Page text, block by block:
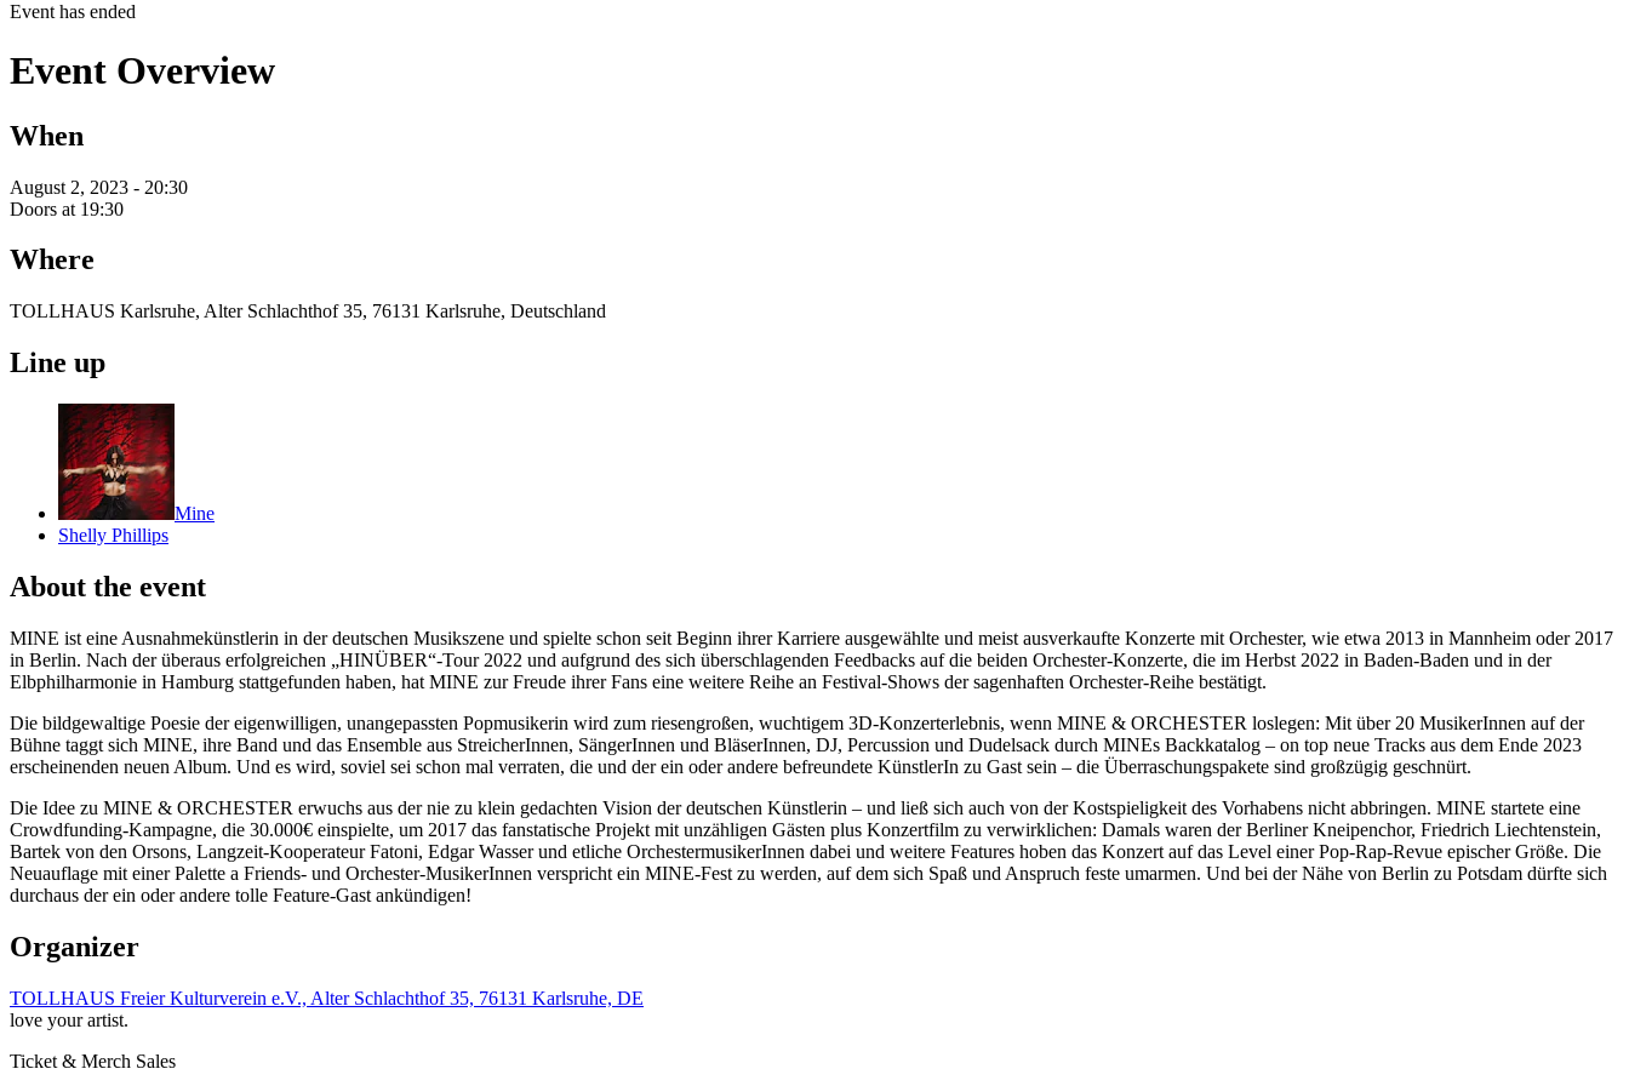
Event has ended
Event Overview
When
August 2, 2023 - 20:30
Doors at 19:30
Where
TOLLHAUS Karlsruhe, Alter Schlachthof 35, 76131 Karlsruhe, Deutschland
Line up
Mine
Shelly Phillips
About the event
MINE ist eine Ausnahmekünstlerin in der deutschen Musikszene und spielte schon seit Beginn ihrer Karriere ausgewählte und meist ausverkaufte Konzerte mit Orchester, wie etwa 2013 in Mannheim oder 2017
in Berlin. Nach der überaus erfolgreichen „HINÜBER“-Tour 2022 und aufgrund des sich überschlagenden Feedbacks auf die beiden Orchester-Konzerte, die im Herbst 2022 in Baden-Baden und in der
Elbphilharmonie in Hamburg stattgefunden haben, hat MINE zur Freude ihrer Fans eine weitere Reihe an Festival-Shows der sagenhaften Orchester-Reihe bestätigt.
Die bildgewaltige Poesie der eigenwilligen, unangepassten Popmusikerin wird zum riesengroßen, wuchtigem 3D-Konzerterlebnis, wenn MINE & ORCHESTER loslegen: Mit über 20 MusikerInnen auf der
Bühne taggt sich MINE, ihre Band und das Ensemble aus StreicherInnen, SängerInnen und BläserInnen, DJ, Percussion und Dudelsack durch MINEs Backkatalog – on top neue Tracks aus dem Ende 2023
erscheinenden neuen Album. Und es wird, soviel sei schon mal verraten, die und der ein oder andere befreundete KünstlerIn zu Gast sein – die Überraschungspakete sind großzügig geschnürt.
Die Idee zu MINE & ORCHESTER erwuchs aus der nie zu klein gedachten Vision der deutschen Künstlerin – und ließ sich auch von der Kostspieligkeit des Vorhabens nicht abbringen. MINE startete eine
Crowdfunding-Kampagne, die 30.000€ einspielte, um 2017 das fanstatische Projekt mit unzähligen Gästen plus Konzertfilm zu verwirklichen: Damals waren der Berliner Kneipenchor, Friedrich Liechtenstein,
Bartek von den Orsons, Langzeit-Kooperateur Fatoni, Edgar Wasser und etliche OrchestermusikerInnen dabei und weitere Features hoben das Konzert auf das Level einer Pop-Rap-Revue epischer Größe. Die
Neuauflage mit einer Palette a Friends- und Orchester-MusikerInnen verspricht ein MINE-Fest zu werden, auf dem sich Spaß und Anspruch feste umarmen. Und bei der Nähe von Berlin zu Potsdam dürfte sich
durchaus der ein oder andere tolle Feature-Gast ankündigen!
Organizer
TOLLHAUS Freier Kulturverein e.V., Alter Schlachthof 35, 76131 Karlsruhe, DE
love your artist.
Ticket & Merch Sales